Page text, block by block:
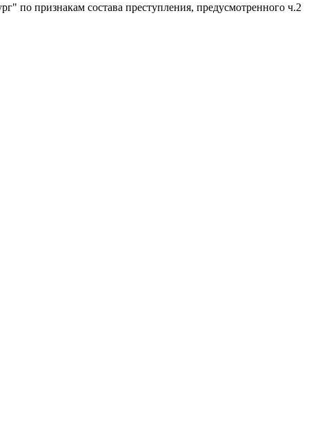
по признакам состава преступления, предусмотренного ч.2